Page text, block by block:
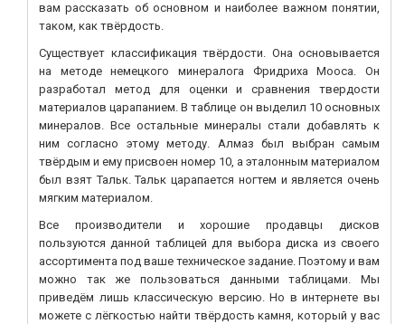
вам рассказать об основном и наиболее важном понятии,
таком, как твёрдость.
Существует классификация твёрдости. Она основывается
на методе немецкого минералога ФридрихаМооса. Он
разработал методдля оценки и сравнения твердости
материалов царапанием.В таблице он выделил 10 основных
минералов. Все остальные минералы стали добавлять к
ним согласно этому методу. Алмаз был выбран самым
твёрдым и ему присвоен номер 10, а эталонным материалом
был взят Тальк. Тальк царапается ногтем и является очень
мягким материалом.
Все производители и хорошие продавцы дисков
пользуются данной таблицей для выбора диска из своего
ассортимента под ваше техническое задание. Поэтому и вам
можно так же пользоваться данными таблицами. Мы
приведём лишь классическую версию. Но в интернете вы
можете с лёгкостью найти твёрдость камня, который у вас